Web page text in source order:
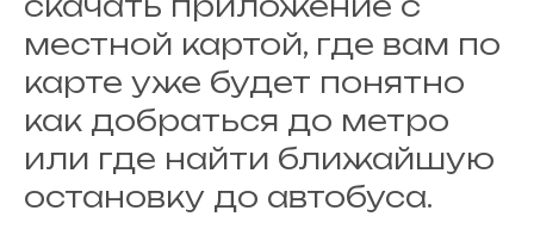
местной картой, где вам по
карте уже будет понятно
как добраться до метро
или где найти ближайшую
остановку до автобуса.